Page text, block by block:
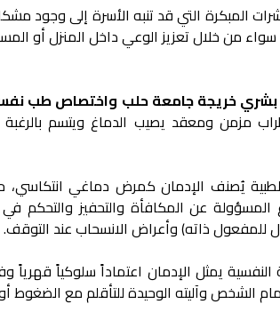
المبكرة التي قد تنبه الأسرة إلى وجود
سواء من خلال تعزيز الوعي داخل المنزل أو
بشري خريجة جامعة حلب واختصاص طب
مزمن ومعقد يصيب الدماغ ويتسم
يُصنف الإدمان كمرض دماغي انتكاسي،
المسؤولة عن المكافأة والتحفيز والتحكم
للمفعول ذاته) وأعراض الانسحاب عند التوقف.
النفسية يمثل الإدمان اعتماداً سلوكياً قهرياً
الشخص وآليته الوحيدة للتأقلم مع الضغوط